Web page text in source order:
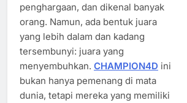
penghargaan, dan dikenal banyak
orang. Namun, ada bentuk juara
yang lebih dalam dan kadang
tersembunyi: juara yang
menyembuhkan. CHAMPION4D ini
bukan hanya pemenang di mata
dunia, tetapi mereka yang memiliki